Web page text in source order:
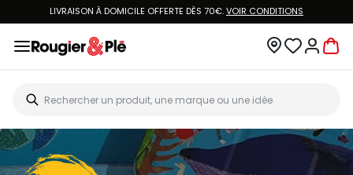
LIVRAISON À DOMICILE OFFERTE DÈS 70€.VOIR CONDITIONS